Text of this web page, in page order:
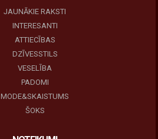
JAUNĀKIE RAKSTI
INTERESANTI
ATTIECĪBAS
DZĪVESSTILS
VESELĪBA
PADOMI
MODE&SKAISTUMS
ŠOKS